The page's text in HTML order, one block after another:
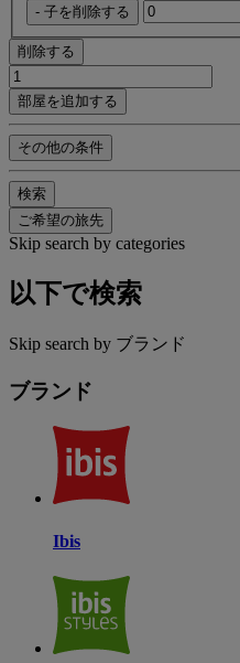
- 子を削除する
削除する
部屋を追加する
その他の条件
検索
ご希望の旅先
Skip search by categories
以下で検索
Skip search by ブランド
ブランド
Ibis